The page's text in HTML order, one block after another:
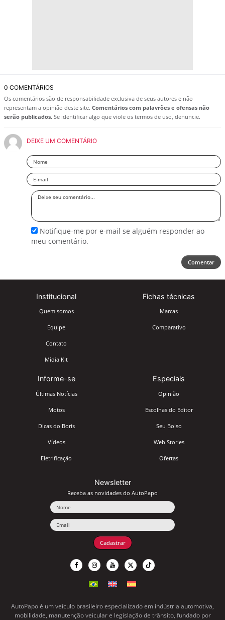
0 COMENTÁRIOS
Os comentários são de responsabilidade exclusiva de seus autores e não
representam a opinião deste site. Comentários com palavrões e ofensas não
serão publicados. Se identificar algo que viole os termos de uso, denuncie.
DEIXE UM COMENTÁRIO
Nome
Email
Deixe
Notifique-me por e-mail se alguém responder ao
meu comentário.
Comentar
Institucional
Quem somos
Equipe
Contato
Mídia Kit
Fichas técnicas
Marcas
Comparativo
Informe-se
Últimas Notícias
Motos
Dicas do Boris
Vídeos
Eletrificação
Especiais
Opinião
Escolhas do Editor
Seu Bolso
Web Stories
Ofertas
Newsletter
Receba as novidades do AutoPapo
Cadastrar
AutoPapo é um veículo brasileiro especializado em indústria automotiva,
mobilidade, manutenção veicular e legislação de trânsito, fundado por